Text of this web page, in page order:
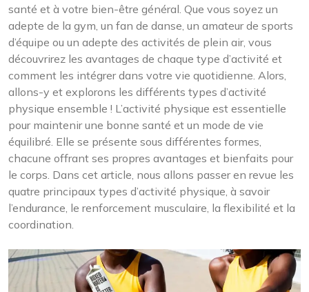
santé et à votre bien-être général. Que vous soyez un
adepte de la gym, un fan de danse, un amateur de sports
d’équipe ou un adepte des activités de plein air, vous
découvrirez les avantages de chaque type d’activité et
comment les intégrer dans votre vie quotidienne. Alors,
allons-y et explorons les différents types d’activité
physique ensemble ! L’activité physique est essentielle
pour maintenir une bonne santé et un mode de vie
équilibré. Elle se présente sous différentes formes,
chacune offrant ses propres avantages et bienfaits pour
le corps. Dans cet article, nous allons passer en revue les
quatre principaux types d’activité physique, à savoir
l’endurance, le renforcement musculaire, la flexibilité et la
coordination.